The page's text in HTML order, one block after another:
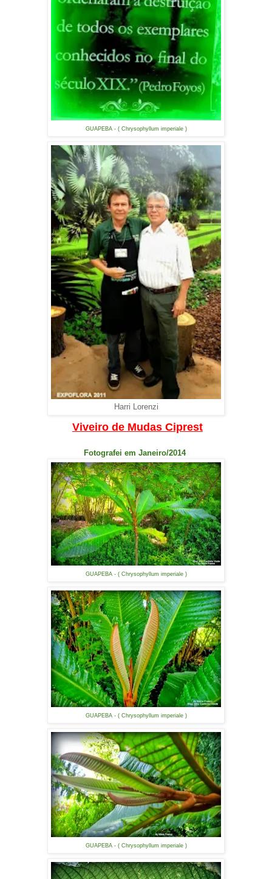
GUAPEBA - ( Chrysophyllum imperiale )
Harri Lorenzi
Viveiro de Mudas Ciprest
Fotografei em Janeiro/2014
GUAPEBA - ( Chrysophyllum imperiale )
GUAPEBA - ( Chrysophyllum imperiale )
GUAPEBA - ( Chrysophyllum imperiale )